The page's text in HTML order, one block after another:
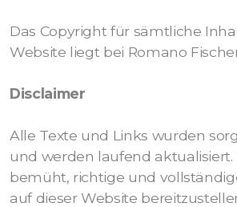
Das Copyright für sämtliche
Website liegt bei Romano
Disclaimer
Alle Texte und Links wurden
und werden laufend aktualisiert.
bemüht, richtige und
auf dieser Website